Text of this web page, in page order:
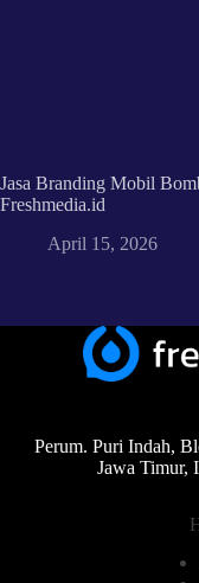
Jasa Branding Mobil
Freshmedia.id
April 15, 2026
Perum. Puri Indah,
Jawa Timur,